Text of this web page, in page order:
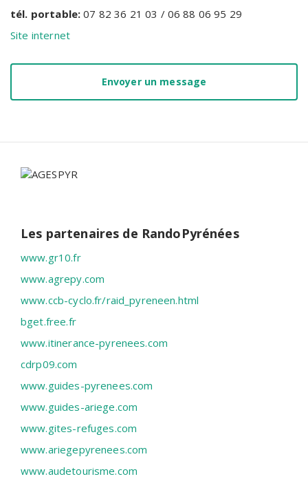
tél. portable:07 82 36 21 03 / 06 88 06 95 29
Site internet
Envoyer un message
Les partenaires de RandoPyrénées
www.gr10.fr
www.agrepy.com
www.ccb-cyclo.fr/raid_pyreneen.html
bget.free.fr
www.itinerance-pyrenees.com
cdrp09.com
www.guides-pyrenees.com
www.guides-ariege.com
www.gites-refuges.com
www.ariegepyrenees.com
www.audetourisme.com